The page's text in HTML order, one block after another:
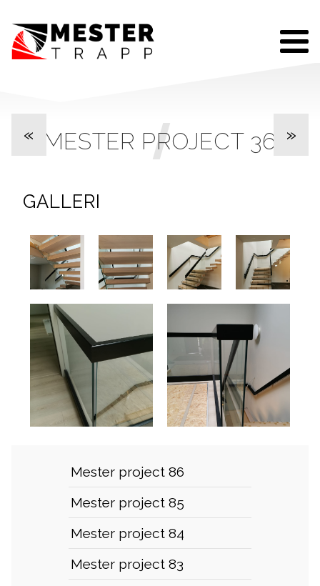
MESTER PROJECT 36
« »
Mester project 86
Mester project 85
Mester project 84
Mester project 83
GALLERI